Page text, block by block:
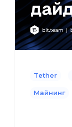
Tether
Майнинг